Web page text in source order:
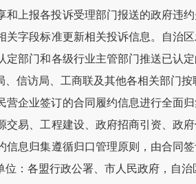
上报各投诉受理部门报送的政府违
字段标准更新相关投诉信息。自治
部门和各级行业主管部门推送已认
信访局、工商联及其他各相关部门按
企业签订的合同履约信息进行全面
易、工程建设、政府招商引资、政
息归集遵循归口管理原则，由合同
：各盟行政公署、市人民政府，自治